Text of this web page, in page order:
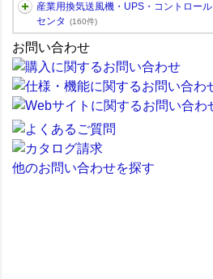
産業用換気送風機・UPS・コントロール
センタ
(160件)
お問い合わせ
他のお問い合わせを探す